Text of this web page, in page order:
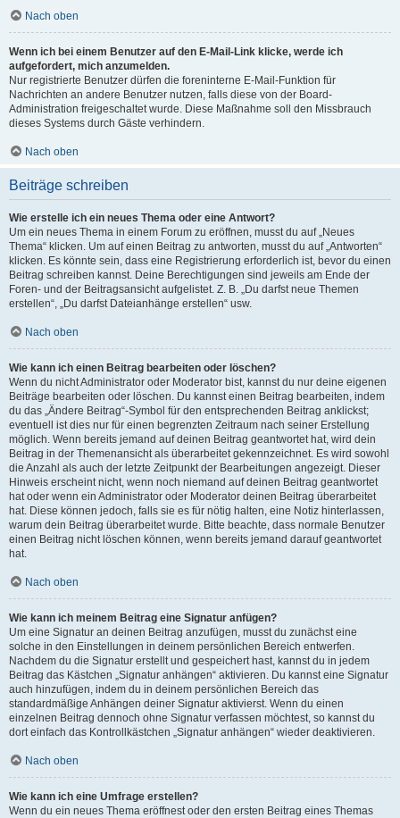
Nach oben
Wenn ich bei einem Benutzer auf den E-Mail-Link klicke, werde ich
aufgefordert, mich anzumelden.
Nur registrierte Benutzer dürfen die foreninterne E-Mail-Funktion für
Nachrichten an andere Benutzer nutzen, falls diese von der Board-
Administration freigeschaltet wurde. Diese Maßnahme soll den Missbrauch
dieses Systems durch Gäste verhindern.
Nach oben
Beiträge schreiben
Wie erstelle ich ein neues Thema oder eine Antwort?
Um ein neues Thema in einem Forum zu eröffnen, musst du auf „Neues
Thema“ klicken. Um auf einen Beitrag zu antworten, musst du auf „Antworten“
klicken. Es könnte sein, dass eine Registrierung erforderlich ist, bevor du einen
Beitrag schreiben kannst. Deine Berechtigungen sind jeweils am Ende der
Foren- und der Beitragsansicht aufgelistet. Z. B. „Du darfst neue Themen
erstellen“, „Du darfst Dateianhänge erstellen“ usw.
Nach oben
Wie kann ich einen Beitrag bearbeiten oder löschen?
Wenn du nicht Administrator oder Moderator bist, kannst du nur deine eigenen
Beiträge bearbeiten oder löschen. Du kannst einen Beitrag bearbeiten, indem
du das „Ändere Beitrag“-Symbol für den entsprechenden Beitrag anklickst;
eventuell ist dies nur für einen begrenzten Zeitraum nach seiner Erstellung
möglich. Wenn bereits jemand auf deinen Beitrag geantwortet hat, wird dein
Beitrag in der Themenansicht als überarbeitet gekennzeichnet. Es wird sowohl
die Anzahl als auch der letzte Zeitpunkt der Bearbeitungen angezeigt. Dieser
Hinweis erscheint nicht, wenn noch niemand auf deinen Beitrag geantwortet
hat oder wenn ein Administrator oder Moderator deinen Beitrag überarbeitet
hat. Diese können jedoch, falls sie es für nötig halten, eine Notiz hinterlassen,
warum dein Beitrag überarbeitet wurde. Bitte beachte, dass normale Benutzer
einen Beitrag nicht löschen können, wenn bereits jemand darauf geantwortet
hat.
Nach oben
Wie kann ich meinem Beitrag eine Signatur anfügen?
Um eine Signatur an deinen Beitrag anzufügen, musst du zunächst eine
solche in den Einstellungen in deinem persönlichen Bereich entwerfen.
Nachdem du die Signatur erstellt und gespeichert hast, kannst du in jedem
Beitrag das Kästchen „Signatur anhängen“ aktivieren. Du kannst eine Signatur
auch hinzufügen, indem du in deinem persönlichen Bereich das
standardmäßige Anhängen deiner Signatur aktivierst. Wenn du einen
einzelnen Beitrag dennoch ohne Signatur verfassen möchtest, so kannst du
dort einfach das Kontrollkästchen „Signatur anhängen“ wieder deaktivieren.
Nach oben
Wie kann ich eine Umfrage erstellen?
Wenn du ein neues Thema eröffnest oder den ersten Beitrag eines Themas